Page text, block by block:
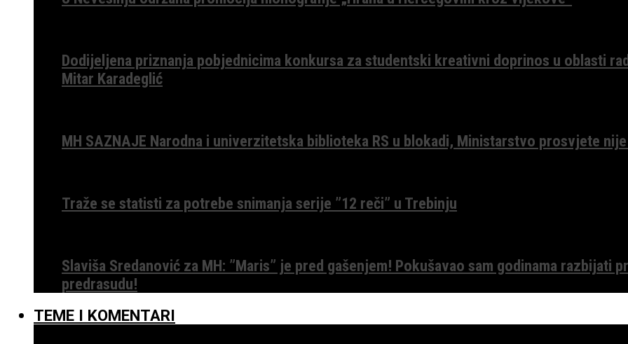
Dodijeljena priznanja pobjednicima konkursa za studentski kreativni doprinos u oblasti
Mitar Karadeglić
MH SAZNAJE Narodna i univerzitetska biblioteka RS u blokadi, Ministarstvo prosvjete nije
Traže se statisti za potrebe snimanja serije ”12 reči” u Trebinju
Slaviša Sredanović za MH: ”Maris” je pred gašenjem! Pokušavao sam godinama razbijati
predrasudu!
TEME I KOMENTARI